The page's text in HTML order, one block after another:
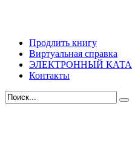
Продлить книгу
Виртуальная справка
ЭЛЕКТРОННЫЙ
Контакты